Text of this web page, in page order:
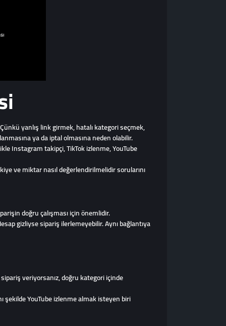
yanlış link girmek, hatalı kategori seçmek,
ya da iptal olmasına neden olabilir.
Instagram takipçi, TikTok izlenme, YouTube
ve miktar nasıl değerlendirilmelidir sorularını
doğru çalışması için önemlidir.
gizliyse sipariş ilerlemeyebilir. Aynı bağlantıya
veriyorsanız, doğru kategori içinde
şekilde YouTube izlenme almak isteyen biri